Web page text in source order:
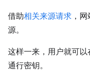
借助相关来源请求 ，
源。
这样一来，用户就可
通行密钥。